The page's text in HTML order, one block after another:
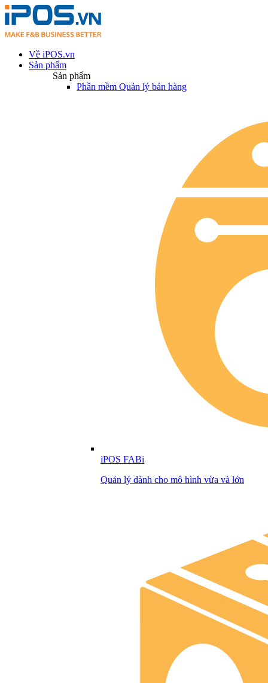
Về iPOS.vn
Sản phẩm
Sản phẩm
Phần mềm Quản lý bán hàng
iPOS FABi
Quản lý dành cho mô hình vừa và lớn